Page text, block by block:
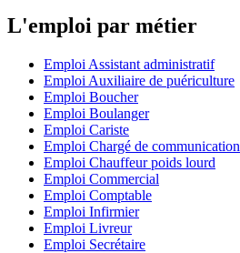
L'emploi par métier
Emploi Assistant administratif
Emploi Auxiliaire de puériculture
Emploi Boucher
Emploi Boulanger
Emploi Cariste
Emploi Chargé de communication
Emploi Chauffeur poids lourd
Emploi Commercial
Emploi Comptable
Emploi Infirmier
Emploi Livreur
Emploi Secrétaire